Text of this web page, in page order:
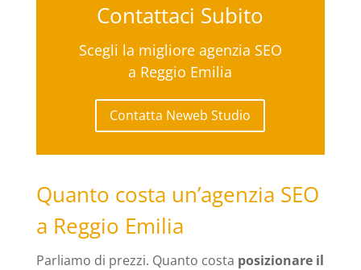
Contattaci Subito
Scegli la migliore agenzia SEO
a Reggio Emilia
Contatta Neweb Studio
Quanto costa un’agenzia SEO
a Reggio Emilia
Parliamo di prezzi. Quanto costa posizionare il